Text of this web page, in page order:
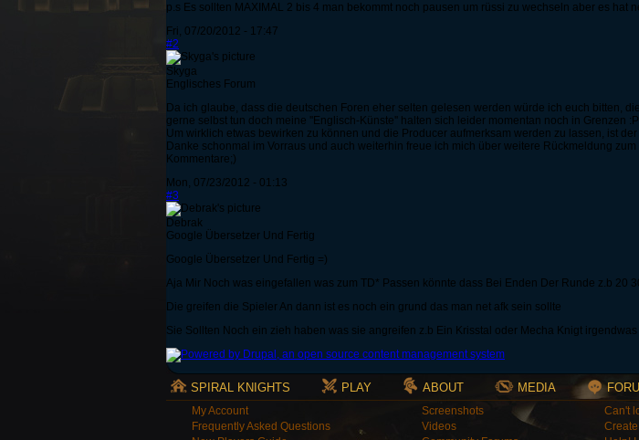
p.s Es sollten MAXIMAL 2 bis 4 man bekommt noch pausen um rüssi zu wechseln aber es hat
Fri, 07/20/2012 - 17:47
#2
Skyga
Englisches Forum
Da ich glaube, dass die deutschen Foren eher selten gelesen werden würde ich euch bitten,
gerne selbst tun doch meine ''Englisch-Künste'' halten sich leider momentan noch in Grenzen :P
Um wirklich etwas bewirken zu können und die Producer aufmerksam werden zu lassen, ist
Danke schonmal im Vorraus und auch weiterhin freue ich mich über weitere Rückmeldung
Kommentare;)
Mon, 07/23/2012 - 01:13
#3
Debrak
Google Übersetzer Und Fertig
Google Übersetzer Und Fertig =)
Aja Mir Noch was eingefallen was zum TD* Passen könnte dass Bei Enden Der Runde z.b 20
Die greifen die Spieler An dann ist es noch ein grund das man net afk sein sollte
Sie Sollten Noch ein zieh haben was sie angreifen z.b Ein Krisstal oder Mecha Knigt
SPIRAL KNIGHTS PLAY ABOUT MEDIA
My Account
Frequently Asked Questions
Screenshots
Videos
Can't